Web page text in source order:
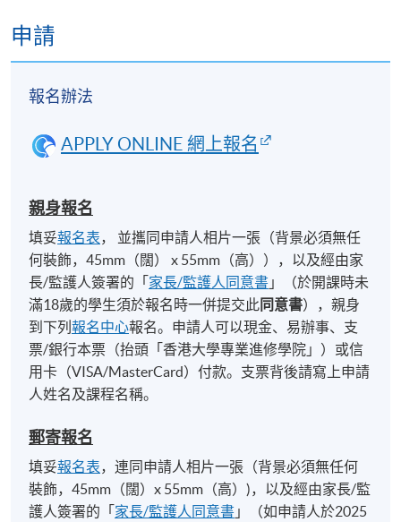
申請
報名辦法
APPLY ONLINE 網上報名
親身報名
填妥報名表， 並攜同申請人相片一張（背景必須無任
何裝飾，45mm（闊） x 55mm（高）），以及經由家
長/監護人簽署的「 家長/監護人同意書 」（於開課時未
滿18歲的學生須於報名時一併提交此同意書），親身
到下列報名中心報名。申請人可以現金、易辦事、支
票/銀行本票（抬頭「香港大學專業進修學院」）或信
用卡（VISA/MasterCard）付款。支票背後請寫上申請
人姓名及課程名稱。
郵寄報名
填妥報名表，連同申請人相片一張（背景必須無任何
裝飾，45mm（闊）x 55mm（高）)，以及經由家長/監
護人簽署的「 家長/監護人同意書 」（如申請人於2025